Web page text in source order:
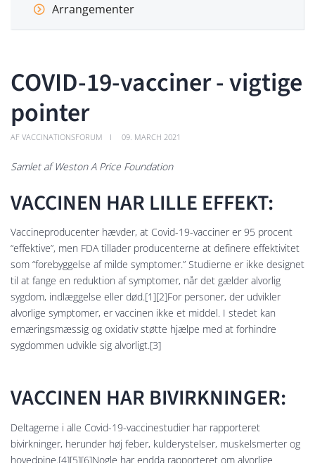
Arrangementer
COVID-19-vacciner - vigtige
pointer
AF VACCINATIONSFORUM 09. MARCH 2021
Samlet af Weston A Price Foundation
VACCINEN HAR LILLE EFFEKT:
Vaccineproducenter hævder, at Covid-19-vacciner er 95 procent
“effektive”, men FDA tillader producenterne at definere effektivitet
som “forebyggelse af milde symptomer.” Studierne er ikke designet
til at fange en reduktion af symptomer, når det gælder alvorlig
sygdom, indlæggelse eller død.[1][2]For personer, der udvikler
alvorlige symptomer, er vaccinen ikke et middel. I stedet kan
ernæringsmæssig og oxidativ støtte hjælpe med at forhindre
sygdommen udvikle sig alvorligt.[3]
VACCINEN HAR BIVIRKNINGER:
Deltagerne i alle Covid-19-vaccinestudier har rapporteret
bivirkninger, herunder høj feber, kulderystelser, muskelsmerter og
hovedpine.[4][5][6]Nogle har endda rapporteret om alvorlige